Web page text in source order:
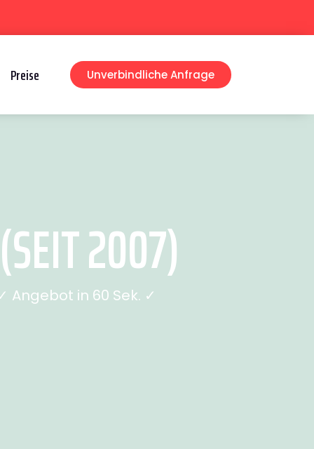
Preise Unverbindliche Anfrage
2007)
Angebot in 60 Sek. ✓